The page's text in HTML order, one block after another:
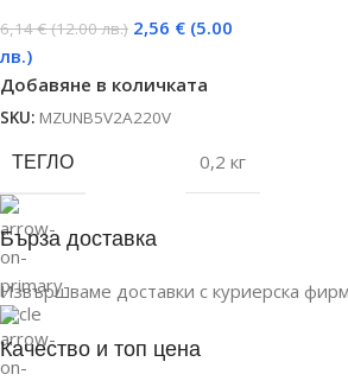
6,14€ (12.00 лв.) 2,56 € (5.00
лв.)
Добавяне в количката
SKU: MZUNB5V2A220V
ТЕГЛО 0,2 кг
Бърза доставка
Извършваме доставки с куриерска
Качество и топ цена